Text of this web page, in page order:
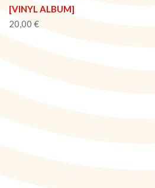
[VINYL ALBUM]
20,00 €